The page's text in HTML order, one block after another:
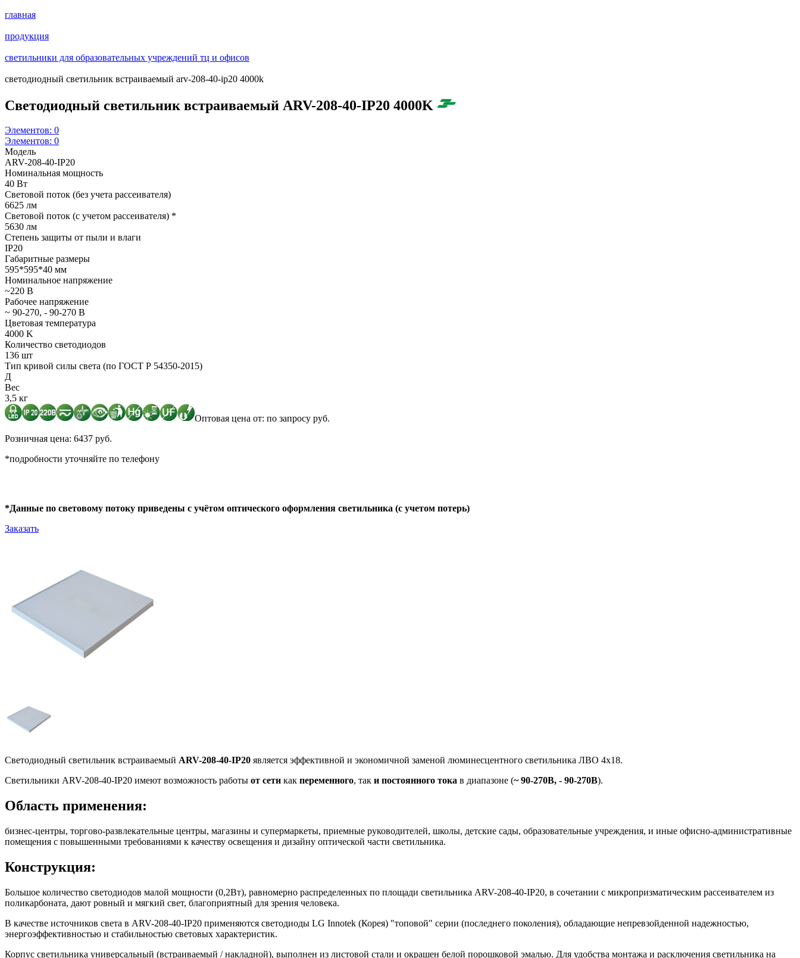
главная
продукция
светильники для образовательных учреждений тц и офисов
светодиодный светильник встраиваемый arv-208-40-ip20 4000k
Светодиодный светильник встраиваемый ARV-208-40-IP20 4000K
Элементов: 0
Элементов: 0
Модель
ARV-208-40-IP20
Номинальная мощность
40 Вт
Световой поток (без учета рассеивателя)
6625 лм
Световой поток (с учетом рассеивателя) *
5630 лм
Степень защиты от пыли и влаги
IP20
Габаритные размеры
595*595*40 мм
Номинальное напряжение
~220 В
Рабочее напряжение
~ 90-270, - 90-270 В
Цветовая температура
4000 K
Количество светодиодов
136 шт
Тип кривой силы света (по ГОСТ Р 54350-2015)
Д
Вес
3,5 кг
Оптовая цена от: по запросу руб.
Розничная цена: 6437 руб.
*подробности уточняйте по телефону
*Данные по световому потоку приведены с учётом оптического оформления светильника (с учетом потерь)
Заказать
Светодиодный светильник встраиваемый ARV-208-40-IP20 является эффективной и экономичной заменой люминесцентного светильника ЛВО 4х18.
Светильники ARV-208-40-IP20 имеют возможность работы от сети как переменного, так и постоянного тока в диапазоне (~ 90-270В, - 90-270В).
Область применения:
бизнес-центры, торгово-развлекательные центры, магазины и супермаркеты, приемные руководителей, школы, детские сады, образовательные учреждения, и иные офисно-административные
помещения с повышенными требованиями к качеству освещения и дизайну оптической части светильника.
Конструкция:
Большое количество светодиодов малой мощности (0,2Вт), равномерно распределенных по площади светильника ARV-208-40-IP20, в сочетании с микропризматическим рассеивателем из
поликарбоната, дают ровный и мягкий свет, благоприятный для зрения человека.
В качестве источников света в ARV-208-40-IP20 применяются светодиоды LG Innotek (Корея) "топовой" серии (последнего поколения), обладающие непревзойденной надежностью,
энергоэффективностью и стабильностью световых характеристик.
Корпус светильника универсальный (встраиваемый / накладной), выполнен из листовой стали и окрашен белой порошковой эмалью. Для удобства монтажа и расключения светильника на